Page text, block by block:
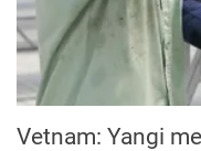
Vetnam: Yangi